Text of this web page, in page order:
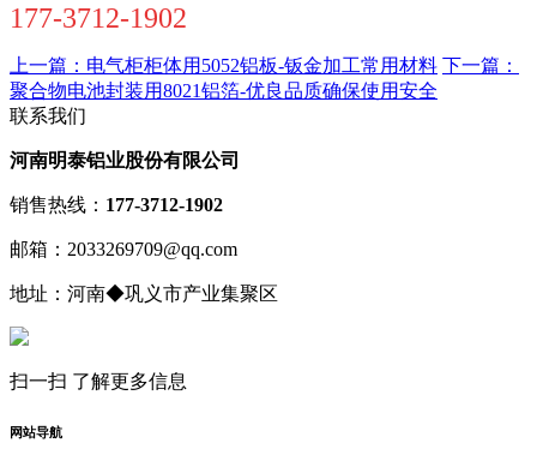
177-3712-1902
上一篇：电气柜柜体用5052铝板-钣金加工常用材料 下一篇：
聚合物电池封装用8021铝箔-优良品质确保使用安全
联系我们
河南明泰铝业股份有限公司
销售热线： 177-3712-1902
邮箱：2033269709@qq.com
地址：河南◆巩义市产业集聚区
扫一扫 了解更多信息
网站导航